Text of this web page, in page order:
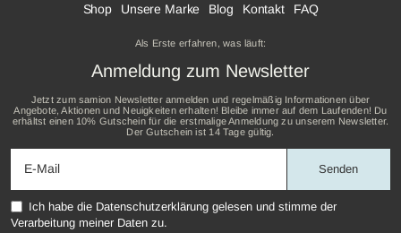
Shop Unsere Marke Blog Kontakt FAQ
Als Erste erfahren, was läuft:
Anmeldung zum Newsletter
Jetzt zum samion Newsletter anmelden und regelmäßig Informationen über
Angebote, Aktionen und Neuigkeiten erhalten! Bleibe immer auf dem Laufenden! Du
erhältst einen 10% Gutschein für die erstmalige Anmeldung zu unserem Newsletter.
Der Gutschein ist 14 Tage gültig.
Ich habe die Datenschutzerklärung gelesen und stimme der
Verarbeitung meiner Daten zu.